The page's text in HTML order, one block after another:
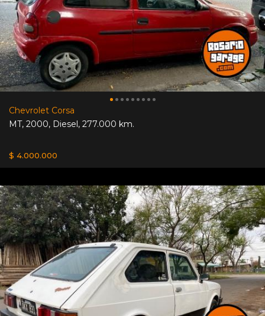
Chevrolet Corsa
MT, 2000, Diesel, 277.000 km.
$ 4.000.000